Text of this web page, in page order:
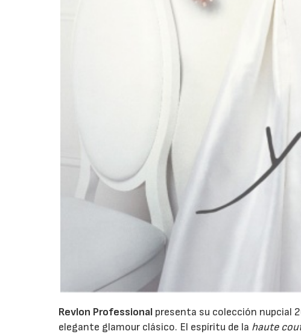
Revlon Professional presenta su colección nupcial
elegante glamour clásico. El espíritu de la haute